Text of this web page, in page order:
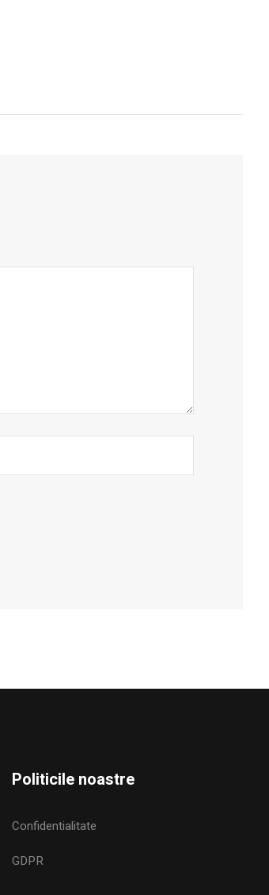
Politicile noastre
Confidentialitate
GDPR